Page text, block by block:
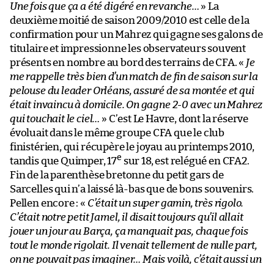
Une fois que ça a été digéré en revanche… » La
deuxième moitié de saison 2009/2010 est celle de la
confirmation pour un Mahrez qui gagne ses galons de
titulaire et impressionne les observateurs souvent
présents en nombre au bord des terrains de CFA. « Je
me rappelle très bien d’un match de fin de saison sur la
pelouse du leader Orléans, assuré de sa montée et qui
était invaincu à domicile. On gagne 2-0 avec un Mahrez
qui touchait le ciel… » C’est Le Havre, dont la réserve
évoluait dans le même groupe CFA que le club
finistérien, qui récupère le joyau au printemps 2010,
tandis que Quimper, 17e sur 18, est relégué en CFA2.
Fin de la parenthèse bretonne du petit gars de
Sarcelles qui n’a laissé là-bas que de bons souvenirs.
Pellen encore : « C’était un super gamin, très rigolo.
C’était notre petit Jamel, il disait toujours qu’il allait
jouer un jour au Barça, ça manquait pas, chaque fois
tout le monde rigolait. Il venait tellement de nulle part,
on ne pouvait pas imaginer… Mais voilà, c’était aussi un